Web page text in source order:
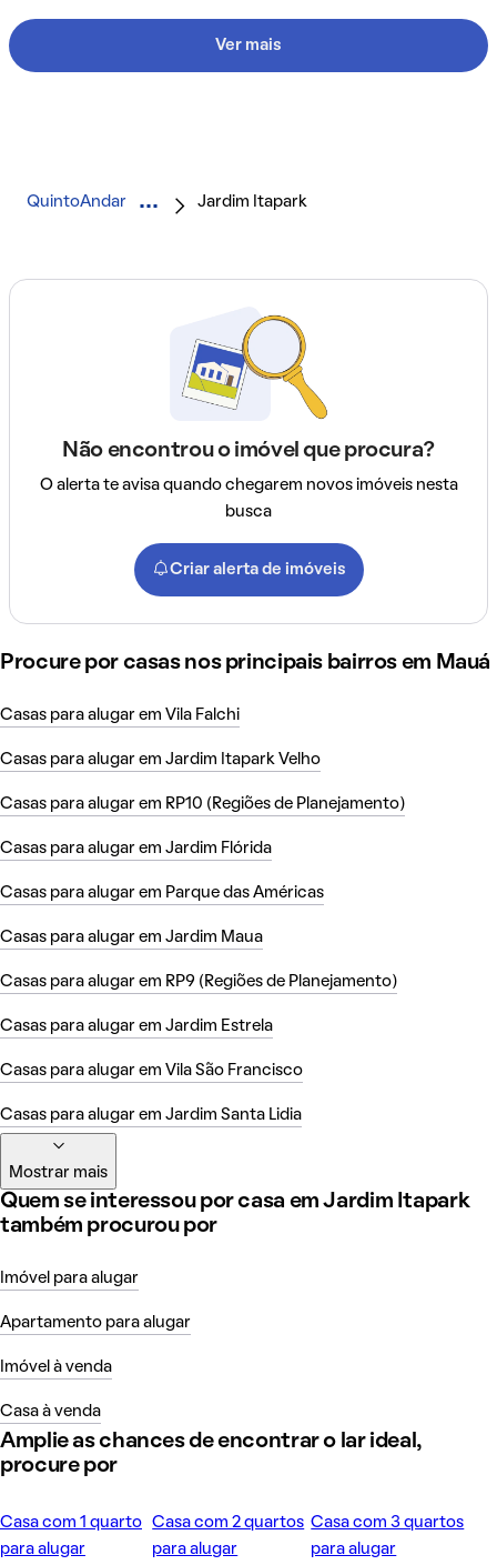
Ver mais
QuintoAndar Jardim Itapark
Não encontrou o imóvel que procura?
O alerta te avisa quando chegarem novos imóveis nesta
busca
Criar alerta de imóveis
Procure por casas nos principais bairros em Mauá
Casas para alugar em Vila Falchi
Casas para alugar em Jardim Itapark Velho
Casas para alugar em RP10 (Regiões de Planejamento)
Casas para alugar em Jardim Flórida
Casas para alugar em Parque das Américas
Casas para alugar em Jardim Maua
Casas para alugar em RP9 (Regiões de Planejamento)
Casas para alugar em Jardim Estrela
Casas para alugar em Vila São Francisco
Casas para alugar em Jardim Santa Lidia
Mostrar mais
Quem se interessou por casa em Jardim Itapark
também procurou por
Imóvel para alugar
Apartamento para alugar
Imóvel à venda
Casa à venda
Amplie as chances de encontrar o lar ideal,
procure por
Casa com 1 quarto
para alugar
Casa com 2 quartos
para alugar
Casa com 3 quartos
para alugar